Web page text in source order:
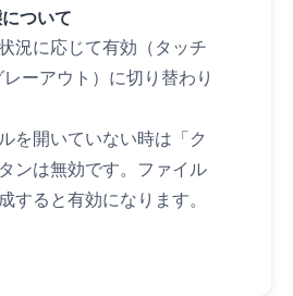
ついて
況に応じて有効（タッチ
ーアウト）に切り替わり
を開いていない時は「ク
ンは無効です。ファイル
すると有効になります。